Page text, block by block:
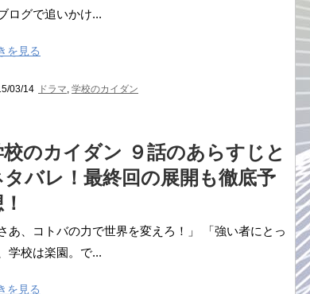
ログで追いかけ...
を見る
03/14 ドラマ, 学校のカイダン
校のカイダン ９話のあらすじと
タバレ！最終回の展開も徹底予
さあ、コトバの力で世界を変えろ！」 「強い者にとっ
学校は楽園。で...
を見る